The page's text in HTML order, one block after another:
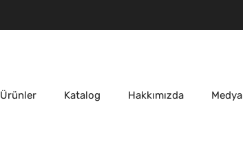
Ürünler Katalog Hakkımızda Medya